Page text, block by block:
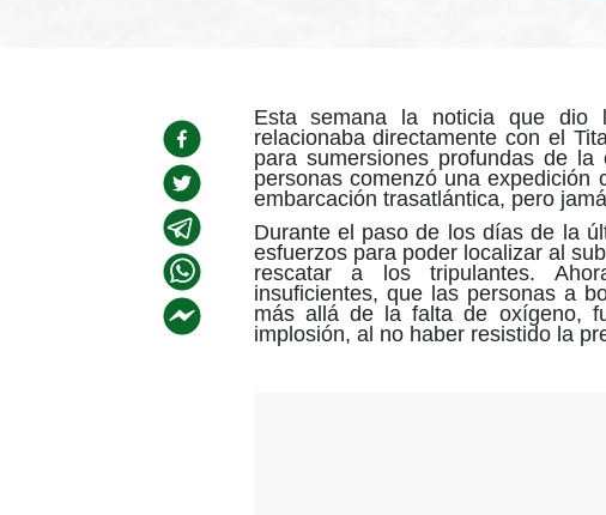
Esta semana la noticia que
relacionaba directamente con el
para sumersiones profundas de
personas comenzó una
embarcación trasatlántica, pero
Durante el paso de los días de la
esfuerzos para poder localizar al
rescatar a los tripulantes.
insuficientes, que las personas a
más allá de la falta de oxígeno,
implosión, al no haber resistido la